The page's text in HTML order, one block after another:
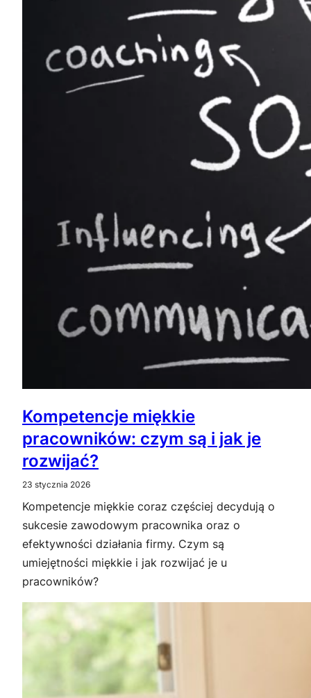
Kompetencje miękkie
pracowników: czym są i jak je
rozwijać?
23 stycznia 2026
Kompetencje miękkie coraz częściej decydują o
sukcesie zawodowym pracownika oraz o
efektywności działania firmy. Czym są
umiejętności miękkie i jak rozwijać je u
pracowników?